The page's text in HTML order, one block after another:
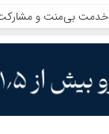
بی‌منت و